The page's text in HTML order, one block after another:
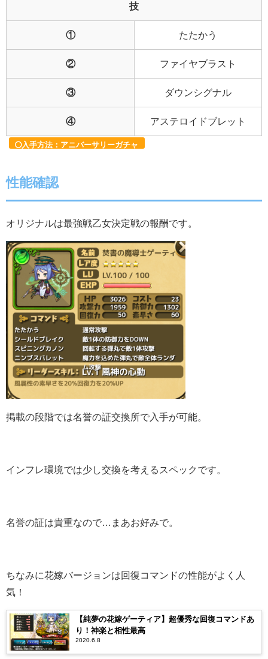
技
① たたかう
② ファイヤブラスト
③ ダウンシグナル
④ アステロイドブレット
入手方法：アニバーサリーガチャ
性能確認
オリジナルは最強戦乙女決定戦の報酬です。
掲載の段階では名誉の証交換所で入手が可能。
インフレ環境では少し交換を考えるスペックです。
名誉の証は貴重なので…まあお好みで。
ちなみに花嫁バージョンは回復コマンドの性能がよく人
気！
【純夢の花嫁ゲーティア】超優秀な回復コマンドあ
り！神楽と相性最高
2020.6.8